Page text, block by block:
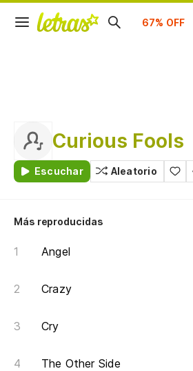
Suscríbete
Curious Fools
Escuchar Aleatorio
Más reproducidas
Angel
Crazy
Cry
The Other Side